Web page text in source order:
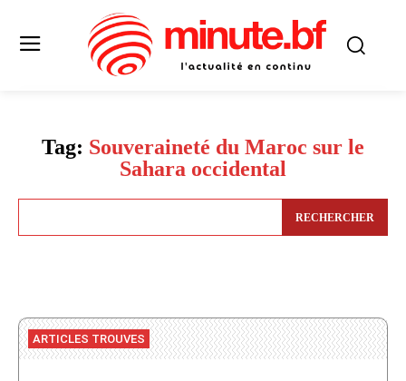
Tag: Souveraineté du Maroc sur le
Sahara occidental
RECHERCHER
ARTICLES TROUVES